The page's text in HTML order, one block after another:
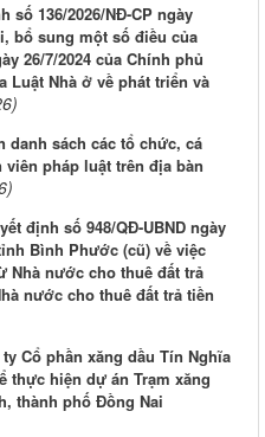
số 136/2026/NĐ-CP ngày
bổ sung một số điều của
26/7/2024 của Chính phủ
Luật Nhà ở về phát triển và
danh sách các tổ chức, cá
pháp luật trên địa bàn
định số 948/QĐ-UBND ngày
Bình Phước (cũ) về việc
Nhà nước cho thuê đất trả
nước cho thuê đất trả tiền
Cổ phần xăng dầu Tín Nghĩa
thực hiện dự án Trạm xăng
thành phố Đồng Nai